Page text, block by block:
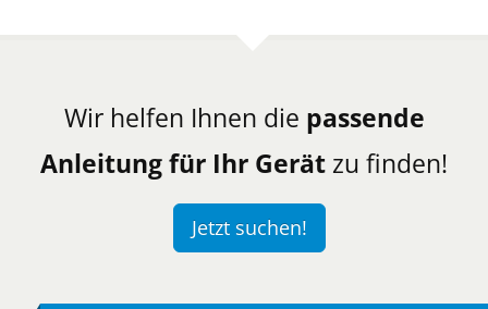
Wir helfen Ihnen die passende
Anleitung für Ihr Gerät zu finden!
Jetzt suchen!